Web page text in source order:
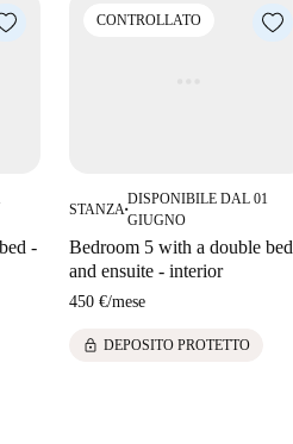
-
CONTROLLATO
STANZA ■
DISPONIBILE DAL 01
GIUGNO
Bedroom 5 with a double bed
and ensuite - interior
450 €/mese
lock DEPOSITO PROTETTO